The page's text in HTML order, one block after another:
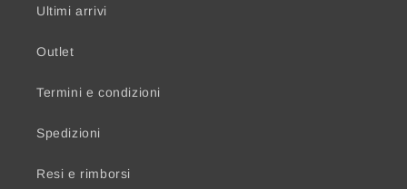
Ultimi arrivi
Outlet
Termini e condizioni
Spedizioni
Resi e rimborsi